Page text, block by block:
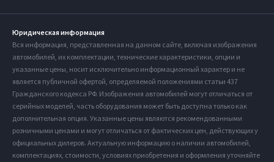
Юридическая информация
Вся информация, представленная на данном сайте, включая изображения
автомобилей, их комплектации, технические характеристики, опции и
указанные цены, носит исключительно информационный характер и не
является публичной офертой, определяемой положениями статьи 437
Гражданского кодекса РФ. Изображения автомобилей могут отличаться от
серийных моделей, часть оборудования может быть доступна только как
дополнительная опция. Указанные цены являются рекомендованными
розничными ценами и могут отличаться от фактических цен, действующих у
официальных дилеров. Актуальную информацию о наличии автомобилей,
комплектациях, стоимости, условиях приобретения и оформления уточняйте